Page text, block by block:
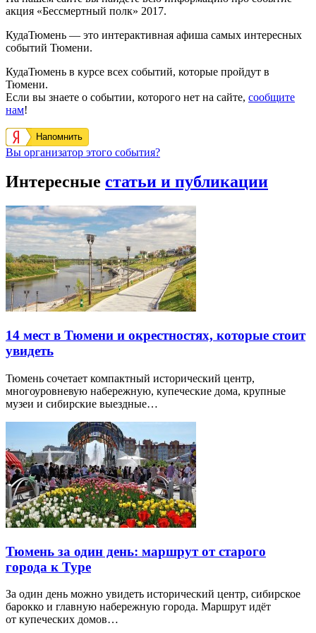
акция «Бессмертный полк» 2017.
КудаТюмень — это интерактивная афиша самых интересных
событий Тюмени.
КудаТюмень в курсе всех событий, которые пройдут в
Тюмени.
Если вы знаете о событии, которого нет на сайте, сообщите
нам!
Напомнить
Вы организатор этого события?
Интересные статьи и публикации
14 мест в Тюмени и окрестностях, которые стоит
увидеть
Тюмень сочетает компактный исторический центр,
многоуровневую набережную, купеческие дома, крупные
музеи и сибирские выездные…
Тюмень за один день: маршрут от старого
города к Туре
За один день можно увидеть исторический центр, сибирское
барокко и главную набережную города. Маршрут идёт
от купеческих домов…